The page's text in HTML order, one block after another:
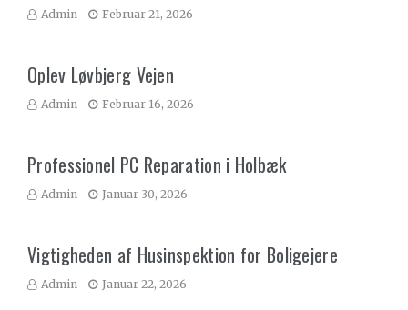
Admin Februar 21, 2026
Oplev Løvbjerg Vejen
Admin Februar 16, 2026
Professionel PC Reparation i Holbæk
Admin Januar 30, 2026
Vigtigheden af Husinspektion for Boligejere
Admin Januar 22, 2026